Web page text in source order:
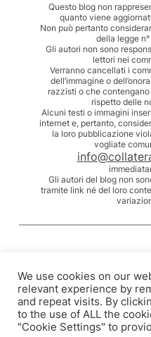
Questo blog non
quanto viene
Non può pertanto
della legge
Gli autori non sono
lettori nei
Verranno cancellati i
dell’immagine o
razzisti o che
rispetto delle
Alcuni testi o immagini
internet e, pertanto,
la loro pubblicazione
vogliate
Gli autori del blog non
tramite link né del loro
We use cookies on our
relevant experience by
and repeat visits. By
to the use of ALL the
"Cookie Settings" to